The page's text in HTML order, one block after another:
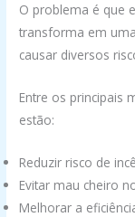
O problema é que
transforma em
causar diversos
Entre os principais
estão:
Reduzir risco de
Evitar mau cheiro
Melhorar a